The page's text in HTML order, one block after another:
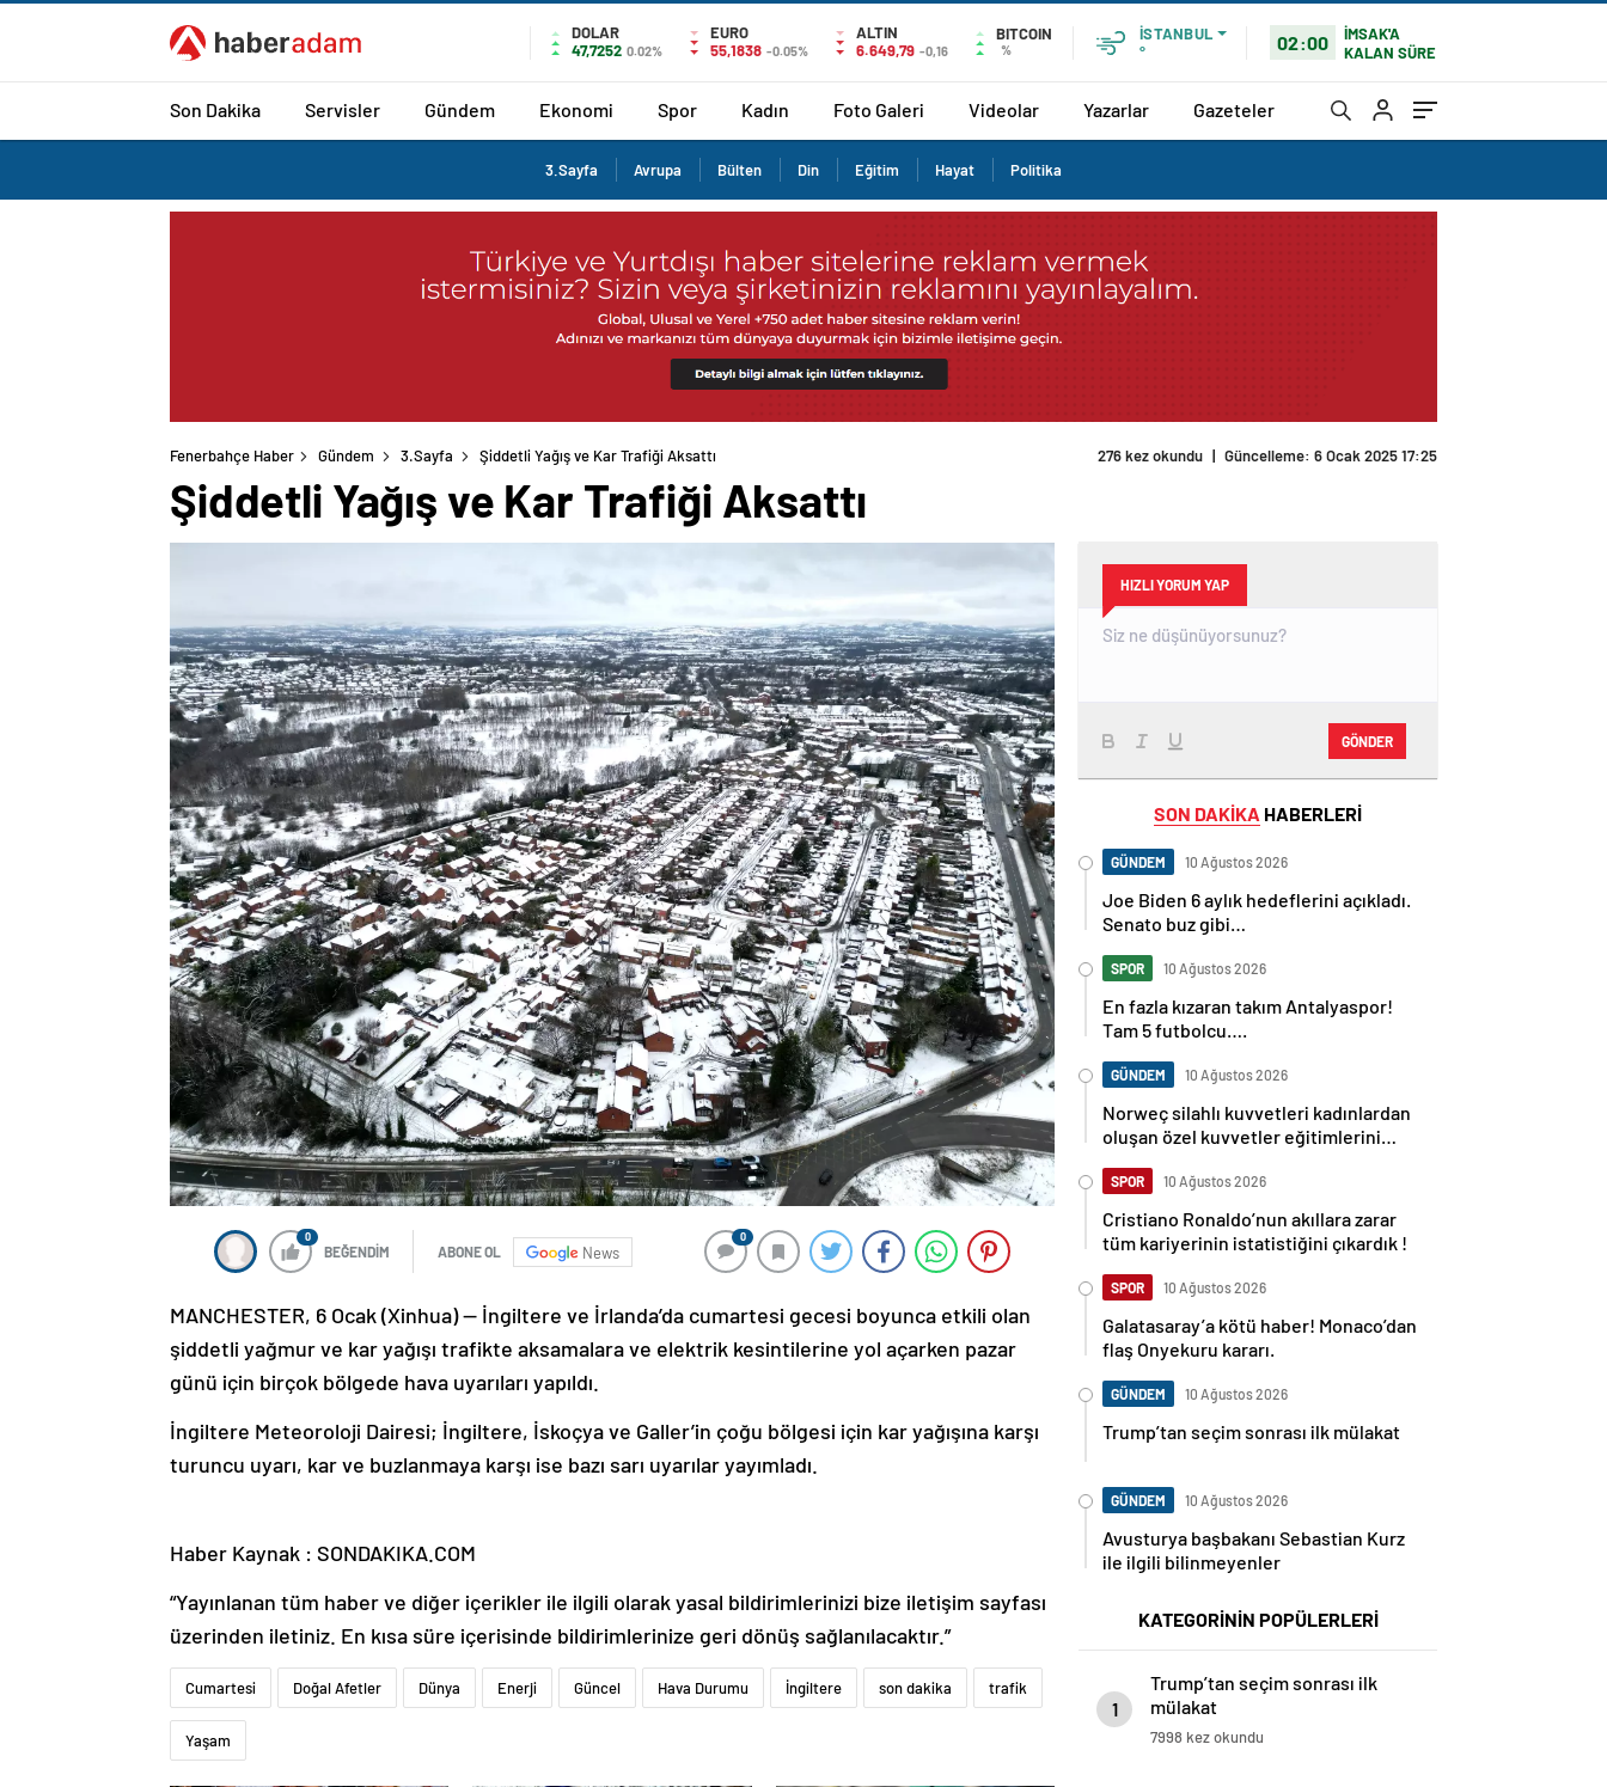
DOLAR
47,7252 0.02%
EURO
55,1838 -0.05%
ALTIN
6.649,79 -0,16
BITCOIN
%
İSTANBUL
°
02:00
İMSAK'A
KALAN SÜRE
Son Dakika Servisler Gündem Ekonomi Spor Kadın Foto Galeri Videolar Yazarlar Gazeteler
3.Sayfa Avrupa Bülten Din Eğitim Hayat Politika
Fenerbahçe Haber Gündem 3.Sayfa Şiddetli Yağış ve Kar Trafiği Aksattı 276 kez okundu | Güncelleme: 6 Ocak 2025 17:25
Şiddetli Yağış ve Kar Trafiği Aksattı
0
BEĞENDİM ABONE OL News
0
MANCHESTER, 6 Ocak (Xinhua) — İngiltere ve İrlanda’da cumartesi gecesi boyunca etkili olan
şiddetli yağmur ve kar yağışı trafikte aksamalara ve elektrik kesintilerine yol açarken pazar
günü için birçok bölgede hava uyarıları yapıldı.
İngiltere Meteoroloji Dairesi; İngiltere, İskoçya ve Galler’in çoğu bölgesi için kar yağışına karşı
turuncu uyarı, kar ve buzlanmaya karşı ise bazı sarı uyarılar yayımladı.
Haber Kaynak : SONDAKIKA.COM
“Yayınlanan tüm haber ve diğer içerikler ile ilgili olarak yasal bildirimlerinizi bize iletişim sayfası
üzerinden iletiniz. En kısa süre içerisinde bildirimlerinize geri dönüş sağlanılacaktır.”
Cumartesi Doğal Afetler Dünya Enerji Güncel Hava Durumu İngiltere son dakika trafik
Yaşam
HIZLI YORUM YAP
GÖNDER
SON DAKİKA HABERLERİ
GÜNDEM 10 Ağustos 2026
Joe Biden 6 aylık hedeflerini açıkladı.
Senato buz gibi…
SPOR 10 Ağustos 2026
En fazla kızaran takım Antalyaspor!
Tam 5 futbolcu….
GÜNDEM 10 Ağustos 2026
Norweç silahlı kuvvetleri kadınlardan
oluşan özel kuvvetler eğitimlerini
SPOR 10 Ağustos 2026
Cristiano Ronaldo’nun akıllara zarar
tüm kariyerinin istatistiğini çıkardık !
SPOR 10 Ağustos 2026
Galatasaray’a kötü haber! Monaco’dan
flaş Onyekuru kararı.
GÜNDEM 10 Ağustos 2026
Trump’tan seçim sonrası ilk mülakat
GÜNDEM 10 Ağustos 2026
Avusturya başbakanı Sebastian Kurz
ile ilgili bilinmeyenler
KATEGORİNİN POPÜLERLERİ
1
Trump’tan seçim sonrası ilk
mülakat
7998 kez okundu